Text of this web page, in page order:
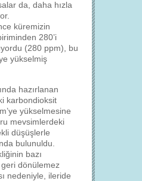
da, daha hızla
küremizin
280’i
(280 ppm), bu
yükselmiş
hazırlanan
karbondioksit
yükselmesine
mevsimlerdeki
düşüşlerle
bulunuldu.
bazı
geri dönülemez
nedeniyle, ileride